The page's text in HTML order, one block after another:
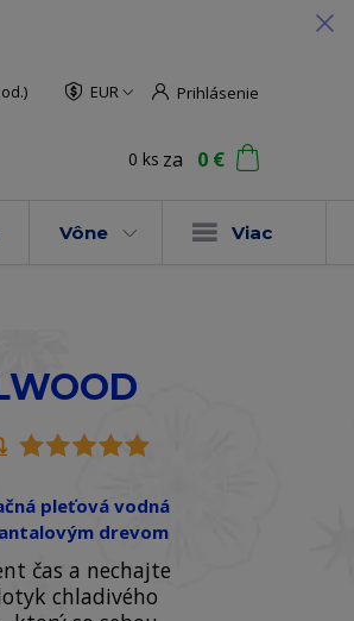
EUR Prihlásenie
0 ks za 0 €
Vône Viac
pleťová vodná
drevom
čas a nechajte
chladivého